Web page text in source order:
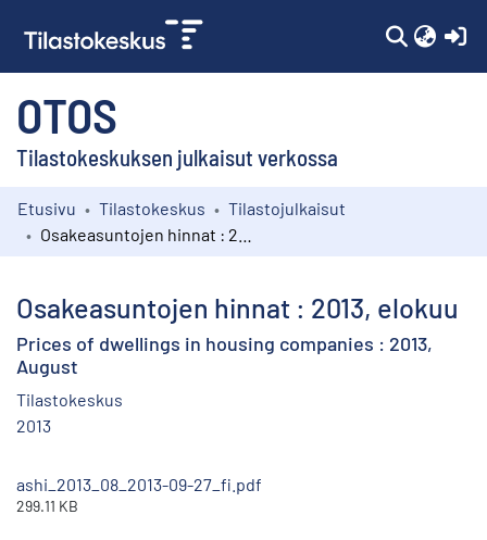
OTOS
Tilastokeskuksen julkaisut verkossa
Kokoelmat
Etusivu Tilastokeskus
Tilastojulkaisut
Osakeasuntojen hinnat : 2013, elokuu
Prices of dwellings in housing companies : 2013,
August
Tilastokeskus
2013
ashi_2013_08_2013-09-27_fi.pdf
299.11 KB